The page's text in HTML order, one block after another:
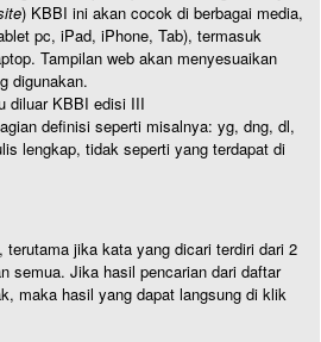
) KBBI ini akan cocok di berbagai media,
pc, iPad, iPhone, Tab), termasuk
Tampilan web akan menyesuaikan
digunakan.
diluar KBBI edisi III
definisi seperti misalnya: yg, dng, dl,
lengkap, tidak seperti yang terdapat di
jika kata yang dicari terdiri dari 2
semua. Jika hasil pencarian dari daftar
maka hasil yang dapat langsung di klik